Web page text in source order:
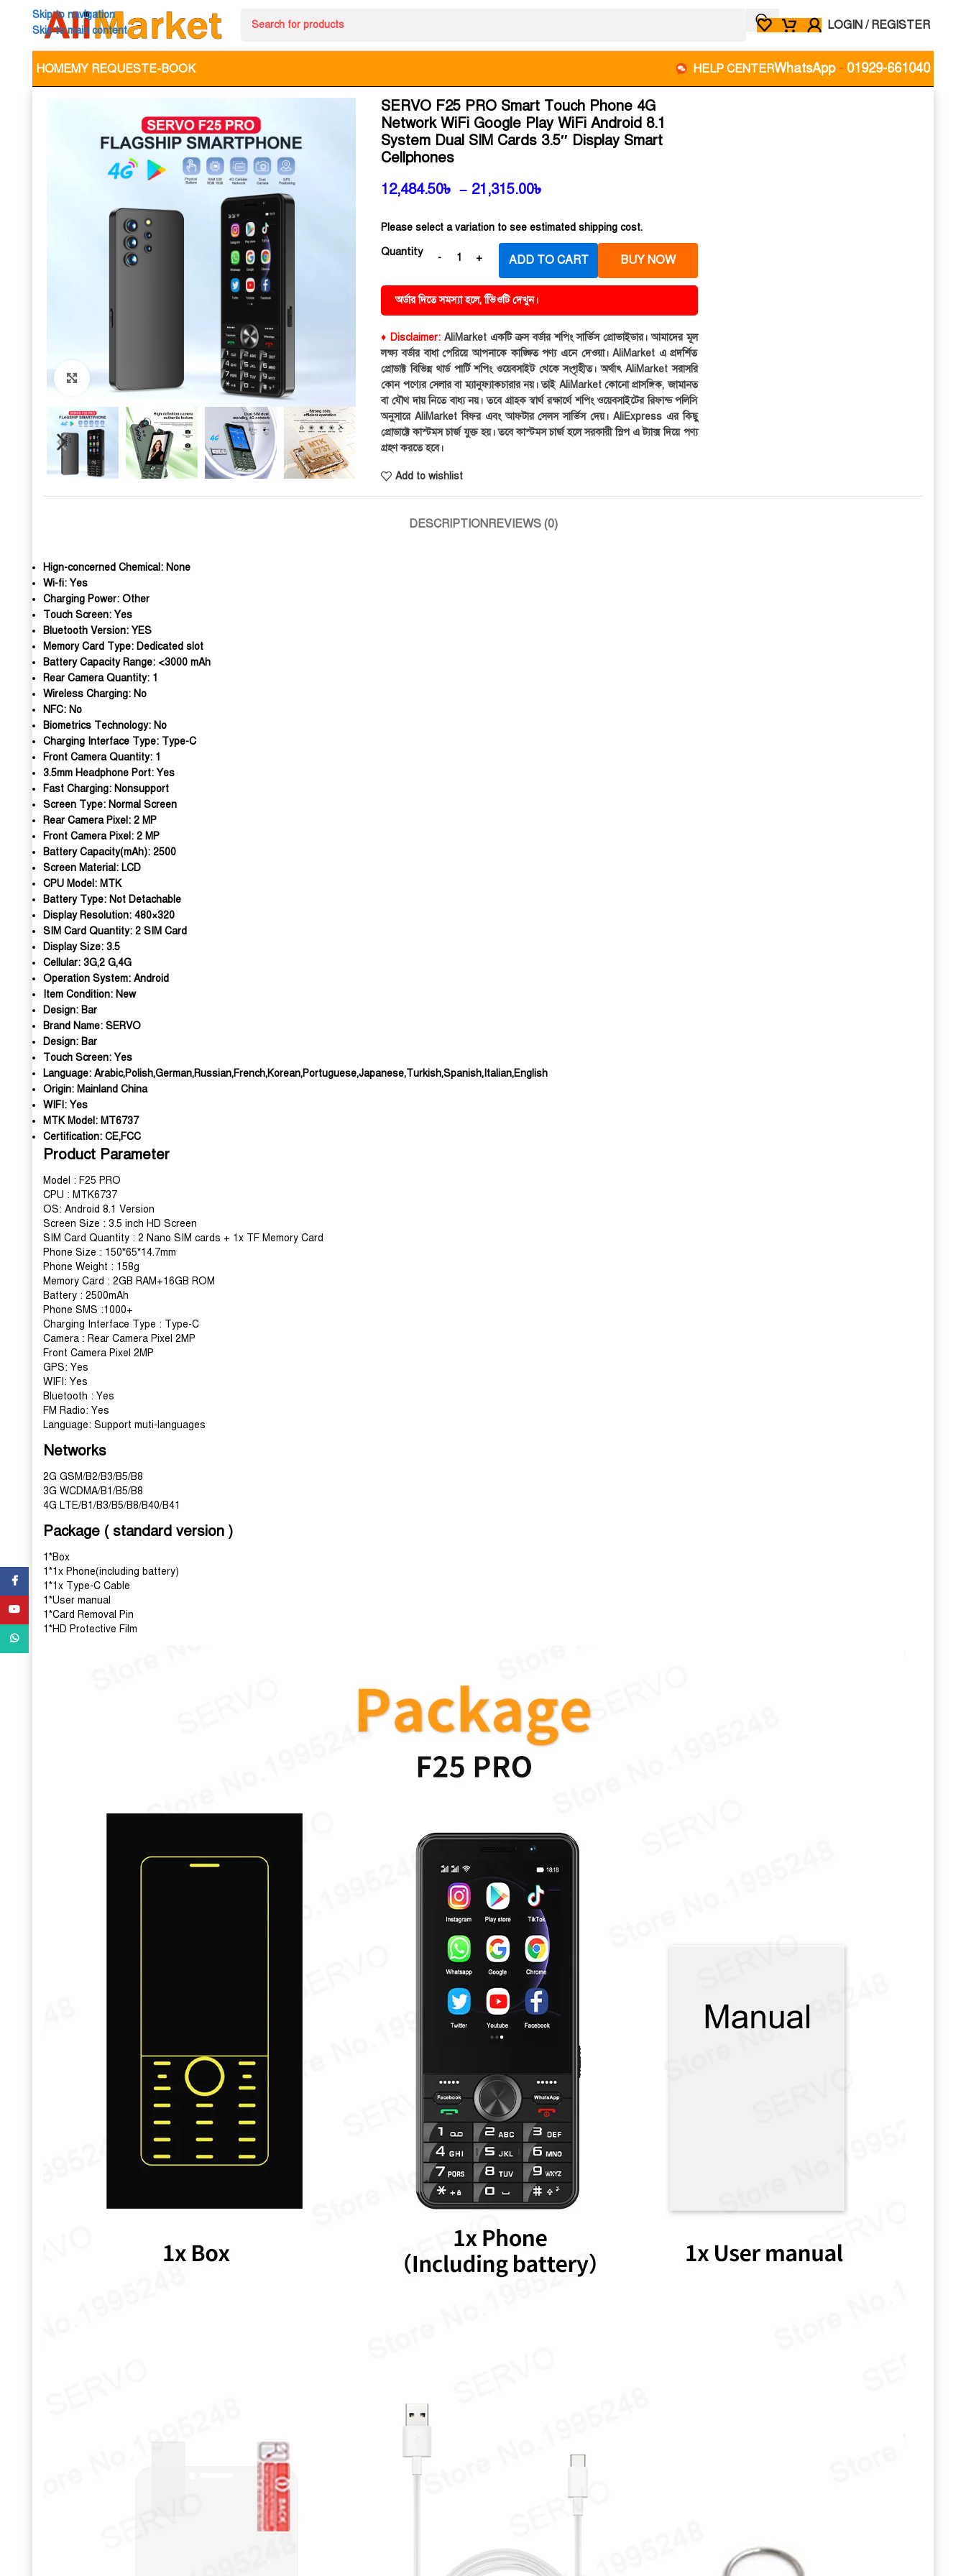
Skip to navigation
Skip to main content
LOGIN / REGISTER
HOMEMY REQUESTE-BOOK HELP CENTERWhatsApp - 01929-661040
SERVO F25 PRO Smart Touch Phone 4G
Network WiFi Google Play WiFi Android 8.1
System Dual SIM Cards 3.5″ Display Smart
Cellphones
12,484.50৳ – 21,315.00৳
Please select a variation to see estimated shipping cost.
Quantity
ADD TO CART BUY NOW
অর্ডার দিতে সমস্যা হলে, ভিিওটি দেখুন।
♦ Disclaimer:AliMarket একটি ক্রস বর্ডার শপিং সার্ভিস প্রোভাইডার। আমাদের মূল
লক্ষ্য বর্ডার বাধা পেরিয়ে আপনাকে কাঙ্ক্ষিত পণ্য এনে দেওয়া। AliMarket এ প্রদর্শিত
প্রোডাক্ট বিভিন্ন থার্ড পার্টি শপিং ওয়েবসাইট থেকে সংগৃহীত। অর্থাৎ AliMarket সরাসরি
কোন পণ্যের সেলার বা ম্যানুফ্যাকচারার নয়। তাই AliMarket কোনো প্রাসঙ্গিক, জামানত
বা যৌথ দায় নিতে বাধ্য নয়। তবে গ্রাহক স্বার্থ রক্ষার্থে শপিং ওয়েবসাইটের রিফান্ড পলিসি
অনুসারে AliMarket বিফর এবং আফটার সেলস সার্ভিস দেয়। AliExpress এর কিছু
প্রোডাক্টে কাস্টমস চার্জ যুক্ত হয়। তবে কাস্টমস চার্জ হলে সরকারী স্লিপ এ ট্যাক্স দিয়ে পণ্য
গ্রহণ করতে হবে।
Add to wishlist
DESCRIPTIONREVIEWS (0)
Hign-concerned Chemical: None
Wi-fi: Yes
Charging Power: Other
Touch Screen: Yes
Bluetooth Version: YES
Memory Card Type: Dedicated slot
Battery Capacity Range: <3000 mAh
Rear Camera Quantity: 1
Wireless Charging: No
NFC: No
Biometrics Technology: No
Charging Interface Type: Type-C
Front Camera Quantity: 1
3.5mm Headphone Port: Yes
Fast Charging: Nonsupport
Screen Type: Normal Screen
Rear Camera Pixel: 2 MP
Front Camera Pixel: 2 MP
Battery Capacity(mAh): 2500
Screen Material: LCD
CPU Model: MTK
Battery Type: Not Detachable
Display Resolution: 480×320
SIM Card Quantity: 2 SIM Card
Display Size: 3.5
Cellular: 3G,2 G,4G
Operation System: Android
Item Condition: New
Design: Bar
Brand Name: SERVO
Design: Bar
Touch Screen: Yes
Language: Arabic,Polish,German,Russian,French,Korean,Portuguese,Japanese,Turkish,Spanish,Italian,English
Origin: Mainland China
WIFI: Yes
MTK Model: MT6737
Certification: CE,FCC
Product Parameter
Model : F25 PRO
CPU : MTK6737
OS: Android 8.1 Version
Screen Size : 3.5 inch HD Screen
SIM Card Quantity : 2 Nano SIM cards + 1x TF Memory Card
Phone Size : 150*65*14.7mm
Phone Weight : 158g
Memory Card : 2GB RAM+16GB ROM
Battery : 2500mAh
Phone SMS :1000+
Charging Interface Type : Type-C
Camera : Rear Camera Pixel 2MP
Front Camera Pixel 2MP
GPS: Yes
WIFI: Yes
Bluetooth : Yes
FM Radio: Yes
Language: Support muti-languages
Networks
2G GSM/B2/B3/B5/B8
3G WCDMA/B1/B5/B8
4G LTE/B1/B3/B5/B8/B40/B41
Package ( standard version )
1*Box
1*1x Phone(including battery)
1*1x Type-C Cable
1*User manual
1*Card Removal Pin
1*HD Protective Film
Facebook
YouTube